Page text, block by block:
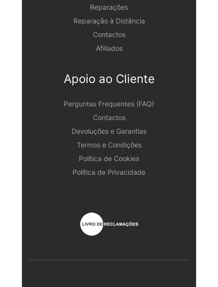
Reparações
Reparação à Distância
Contactos
Afiliados
Apoio ao Cliente
Perguntas Frequentes (FAQ)
Contactos
Devoluções e Garantias
Termos e Condições
Política de Cookies
Política de Privacidade